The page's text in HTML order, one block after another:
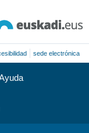
sede electrónica